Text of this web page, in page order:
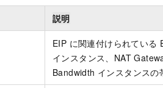
説明
EIP に関連付けられている
インスタンス、NAT
Bandwidth インスタンスの